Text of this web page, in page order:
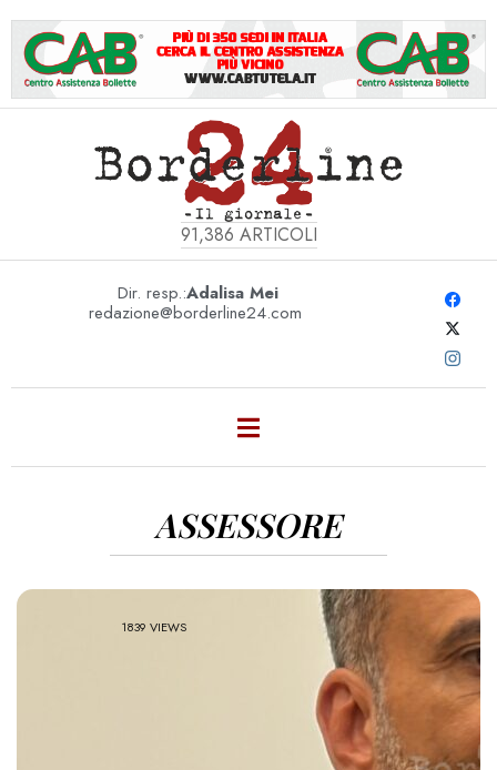
91,386 ARTICOLI
Dir. resp.:Adalisa Mei
redazione@borderline24.com
ASSESSORE
1839 VIEWS